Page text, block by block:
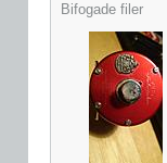
Bifogade filer